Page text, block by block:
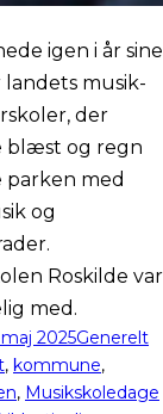
igen i år sine
musik-
der
blæst og regn
med
og
Roskilde var
med.
2025Generelt
, kommune
, Musikskoledage